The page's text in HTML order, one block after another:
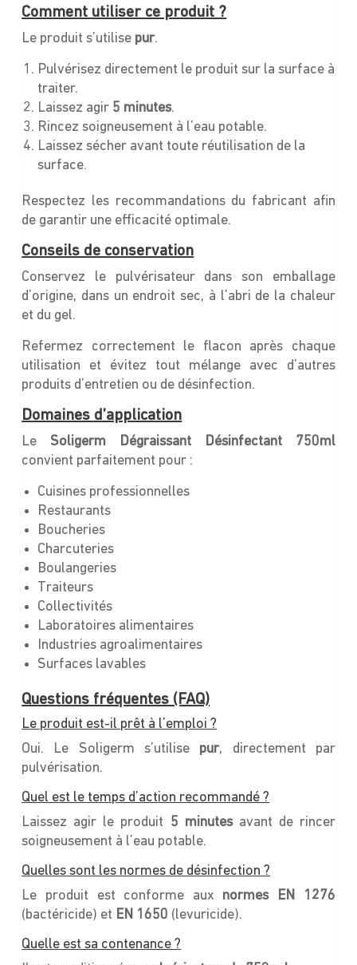
Comment utiliser ce produit ?
Le produit s’utilise pur.
Pulvérisez directement le produit sur la surface à
traiter.
Laissez agir 5 minutes.
Rincez soigneusement à l’eau potable.
Laissez sécher avant toute réutilisation de la
surface.
Respectez les recommandations du fabricant afin
de garantir une efficacité optimale.
Conseils de conservation
Conservez le pulvérisateur dans son emballage
d’origine, dans un endroit sec, à l’abri de la chaleur
et du gel.
Refermez correctement le flacon après chaque
utilisation et évitez tout mélange avec d’autres
produits d’entretien ou de désinfection.
Domaines d’application
Le Soligerm Dégraissant Désinfectant 750ml
convient parfaitement pour :
Cuisines professionnelles
Restaurants
Boucheries
Charcuteries
Boulangeries
Traiteurs
Collectivités
Laboratoires alimentaires
Industries agroalimentaires
Surfaces lavables
Questions fréquentes (FAQ)
Le produit est-il prêt à l’emploi ?
Oui. Le Soligerm s’utilise pur, directement par
pulvérisation.
Quel est le temps d’action recommandé ?
Laissez agir le produit 5 minutesavant de rincer
soigneusement à l’eau potable.
Quelles sont les normes de désinfection ?
Le produit est conforme aux normes EN 1276
(bactéricide) et EN 1650 (levuricide).
Quelle est sa contenance ?